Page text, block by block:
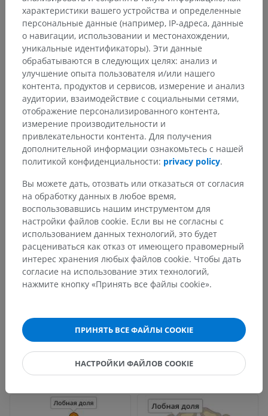
характеристики вашего устройства и определенные
персональные данные (например, IP-адреса, данные
о навигации, использовании и местонахождении,
уникальные идентификаторы). Эти данные
обрабатываются в следующих целях: анализ и
улучшение опыта пользователя и/или нашего
контента, продуктов и сервисов, измерение и анализ
аудитории, взаимодействие с социальными сетями,
отображение персонализированного контента,
измерение производительности и
привлекательности контента. Для получения
дополнительной информации ознакомьтесь с нашей
политикой конфиденциальности: privacy policy.
Вы можете дать, отозвать или отказаться от согласия
на обработку данных в любое время,
воспользовавшись нашим инструментом для
настройки файлов cookie. Если вы не согласны с
использованием данных технологий, это будет
расцениваться как отказ от имеющего правомерный
интерес хранения любых файлов cookie. Чтобы дать
согласие на использование этих технологий,
нажмите кнопку «Принять все файлы cookie».
ПРИНЯТЬ ВСЕ ФАЙЛЫ COOKIE
НАСТРОЙКИ ФАЙЛОВ COOKIE